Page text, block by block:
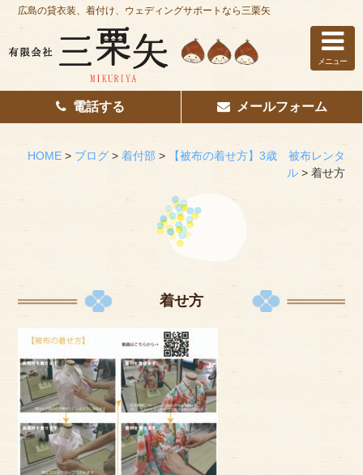
ホーム
はじめての方へ
着付け/教室
その他サービス
アクセス
サイズのはかり方
よくある質問
広島の貸衣装、着付け、ウェディングサポートなら三栗矢
メニュー
電話する メールフォーム
HOME> ブログ> 着付部 >
【被布の着せ方】3歳 被布レンタ
ル> 着せ方
着せ方